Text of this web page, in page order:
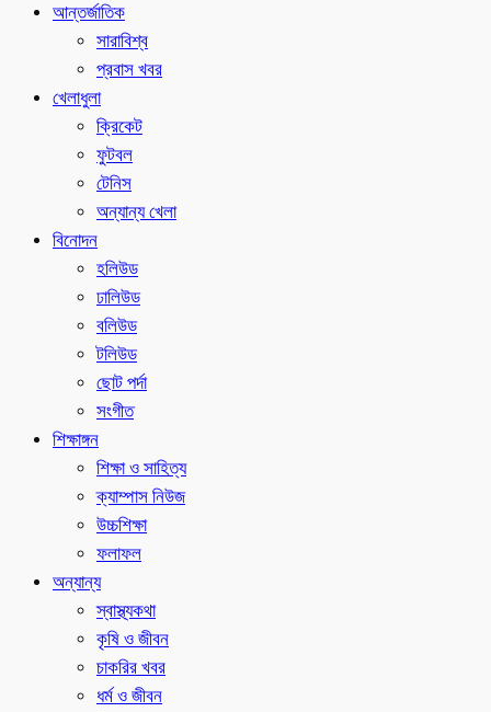
আন্তর্জাতিক
সারাবিশ্ব
প্রবাস খবর
খেলাধুলা
ক্রিকেট
ফুটবল
টেনিস
অন্যান্য খেলা
বিনোদন
হলিউড
ঢালিউড
বলিউড
টলিউড
ছোট পর্দা
সংগীত
শিক্ষাঙ্গন
শিক্ষা ও সাহিত্য
ক্যাম্পাস নিউজ
উচ্চশিক্ষা
ফলাফল
অন্যান্য
স্বাস্থ্যকথা
কৃষি ও জীবন
চাকরির খবর
ধর্ম ও জীবন